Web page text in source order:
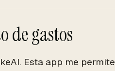
de gastos
Esta app me permite